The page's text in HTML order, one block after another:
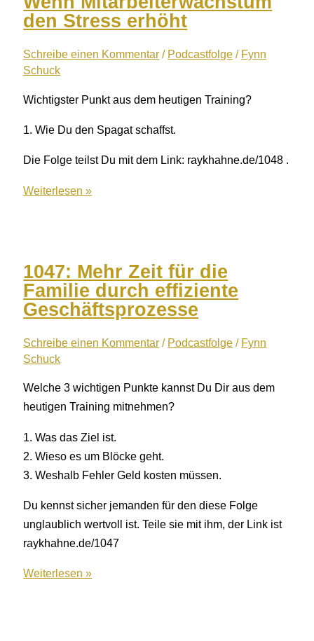
mit
Unternehmerkaderteilnehmer
Matthias
Oelerich
den Stress erhöht
Schreibe einen Kommentar / Podcastfolge / Fynn
Schuck
Wichtigster Punkt aus dem heutigen Training?
1. Wie Du den Spagat schaffst.
Die Folge teilst Du mit dem Link: raykhahne.de/1048 .
1048:
Mitarbeiterwachstum
den
Stress
erhöht
Weiterlesen »
1047: Mehr Zeit für die
Familie durch effiziente
Geschäftsprozesse
Schreibe einen Kommentar / Podcastfolge / Fynn
Schuck
Welche 3 wichtigen Punkte kannst Du Dir aus dem
heutigen Training mitnehmen?
1. Was das Ziel ist.
2. Wieso es um Blöcke geht.
3. Weshalb Fehler Geld kosten müssen.
Du kennst sicher jemanden für den diese Folge
unglaublich wertvoll ist. Teile sie mit ihm, der Link ist
raykhahne.de/1047
1047:
Weiterlesen »